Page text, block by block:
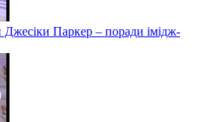
Джесіки Паркер – поради імідж-